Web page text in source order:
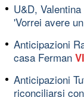
U&D,
'Vorrei avere
Anticipazioni
casa Ferman
Anticipazioni
riconciliarsi